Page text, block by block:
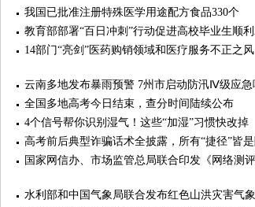
我国已批准注册特殊医学用途配方食品330个
教育部部署“百日冲刺”行动促进高校毕业生顺
14部门“亮剑”医药购销领域和医疗服务不正之风
云南多地发布暴雨预警 7州市启动防汛Ⅳ级应急
全国多地高考今日结束，查分时间陆续公布
4个信号帮你识别湿气！这些“加湿”习惯快改掉
高考前后典型诈骗话术全披露，所有“捷径”皆
国家网信办、市场监管总局联合印发《网络测评
水利部和中国气象局联合发布红色山洪灾害气